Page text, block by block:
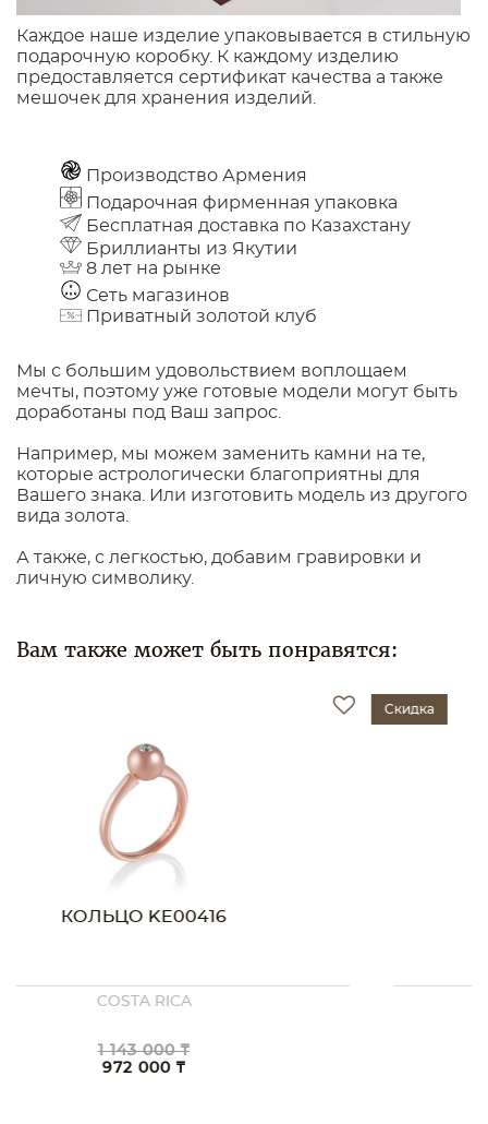
Каждое наше изделие упаковывается в стильную
подарочную коробку. К каждому изделию
предоставляется сертификат качества а также
мешочек для хранения изделий.
Производство Армения
Подарочная фирменная упаковка
Бесплатная доставка по Казахстану
Бриллианты из Якутии
8 лет на рынке
Сеть магазинов
Приватный золотой клуб
Мы с большим удовольствием воплощаем
мечты, поэтому уже готовые модели могут быть
доработаны под Ваш запрос.
Например, мы можем заменить камни на те,
которые астрологически благоприятны для
Вашего знака. Или изготовить модель из другого
вида золота.
А также, с легкостью, добавим гравировки и
личную символику.
Вам также может быть понравятся:
КОЛЬЦО KS00550